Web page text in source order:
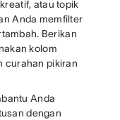
atau topik
Anda memfilter
Berikan
kolom
curahan pikiran
Anda
dengan